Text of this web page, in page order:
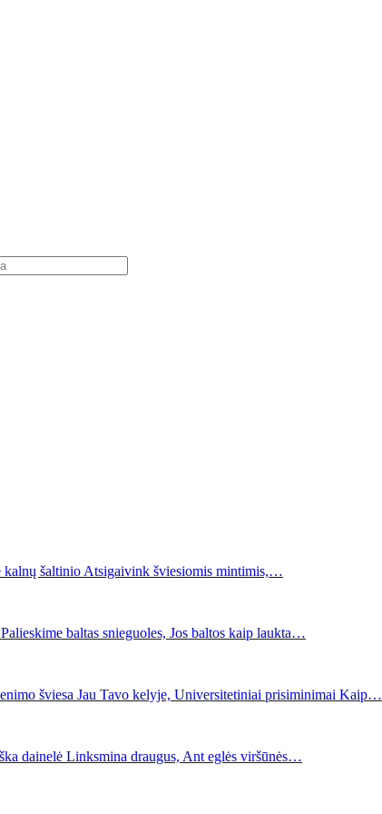
kalnų šaltinio Atsigaivink šviesiomis mintimis,…
baltas snieguoles, Jos baltos kaip laukta…
šviesa Jau Tavo kelyje, Universitetiniai prisiminimai Kaip…
dainelė Linksmina draugus, Ant eglės viršūnės…